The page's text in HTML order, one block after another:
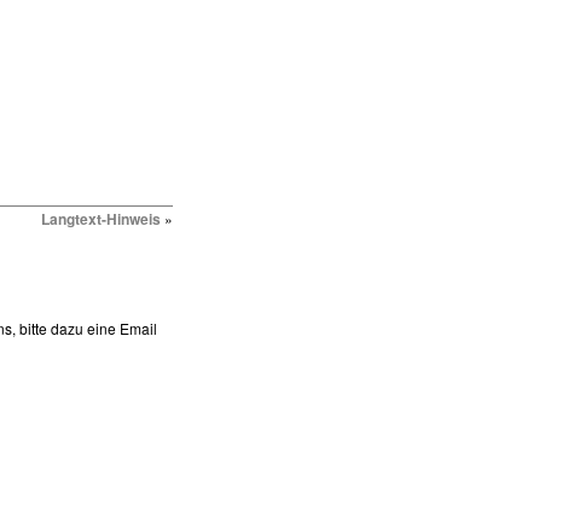
Langtext-Hinweis »
bitte dazu eine Email